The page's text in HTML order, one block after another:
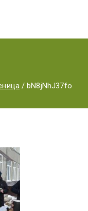
ый
bN8jNhJ37fo